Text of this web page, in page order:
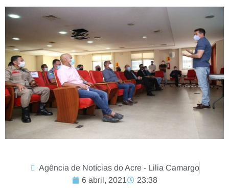
Agência de Notícias do Acre - Lilia Camargo
6 abril, 2021
23:38